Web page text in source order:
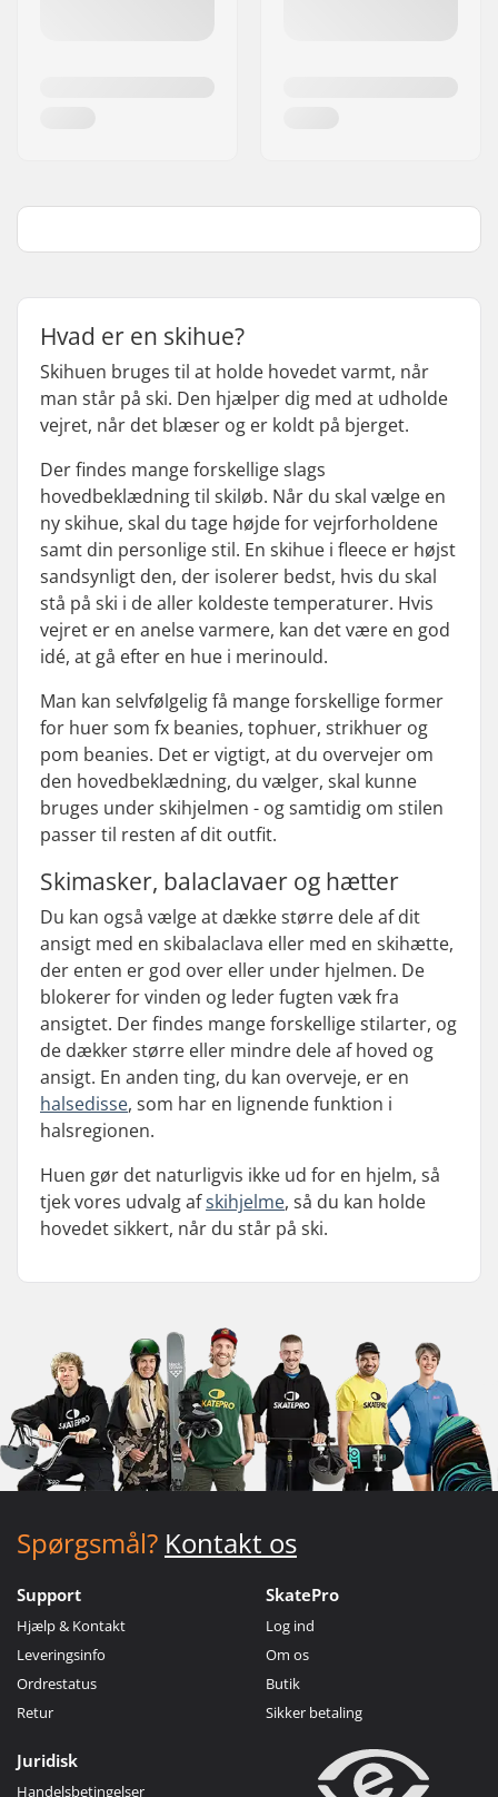
Hvad er en skihue?
Skihuen bruges til at holde hovedet varmt, når
man står på ski. Den hjælper dig med at udholde
vejret, når det blæser og er koldt på bjerget.
Der findes mange forskellige slags
hovedbeklædning til skiløb. Når du skal vælge en
ny skihue, skal du tage højde for vejrforholdene
samt din personlige stil. En skihue i fleece er højst
sandsynligt den, der isolerer bedst, hvis du skal
stå på ski i de aller koldeste temperaturer. Hvis
vejret er en anelse varmere, kan det være en god
idé, at gå efter en hue i merinould.
Man kan selvfølgelig få mange forskellige former
for huer som fx beanies, tophuer, strikhuer og
pom beanies. Det er vigtigt, at du overvejer om
den hovedbeklædning, du vælger, skal kunne
bruges under skihjelmen - og samtidig om stilen
passer til resten af dit outfit.
Skimasker, balaclavaer og hætter
Du kan også vælge at dække større dele af dit
ansigt med en skibalaclava eller med en skihætte,
der enten er god over eller under hjelmen. De
blokerer for vinden og leder fugten væk fra
ansigtet. Der findes mange forskellige stilarter, og
de dækker større eller mindre dele af hoved og
ansigt. En anden ting, du kan overveje, er en
halsedisse, som har en lignende funktion i
halsregionen.
Huen gør det naturligvis ikke ud for en hjelm, så
tjek vores udvalg afskihjelme, så du kan holde
hovedet sikkert, når du står på ski.
Spørgsmål? Kontakt os
Support
Hjælp & Kontakt
Leveringsinfo
Ordrestatus
Retur
SkatePro
Log ind
Om os
Butik
Sikker betaling
Juridisk
Handelsbetingelser